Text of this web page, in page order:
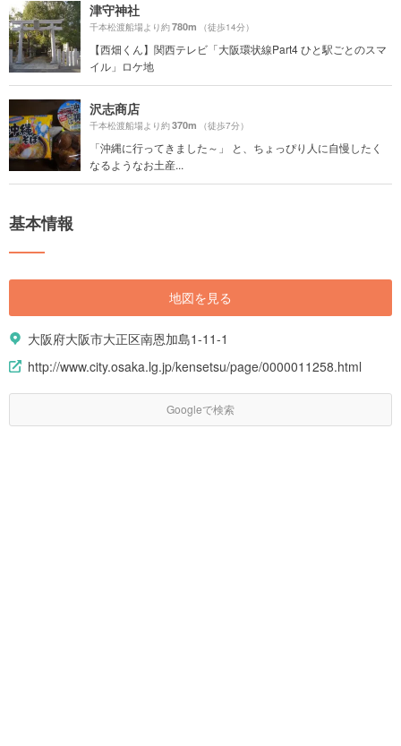
津守神社
千本松渡船場より約780m （徒歩14分）
【西畑くん】関西テレビ「大阪環状線Part4 ひと駅ごとのスマ
イル」ロケ地
沢志商店
千本松渡船場より約370m （徒歩7分）
「沖縄に行ってきました～」 と、ちょっぴり人に自慢したく
なるようなお土産...
基本情報
地図を見る
大阪府大阪市大正区南恩加島1-11-1
http://www.city.osaka.lg.jp/kensetsu/page/0000011258.html
Googleで検索